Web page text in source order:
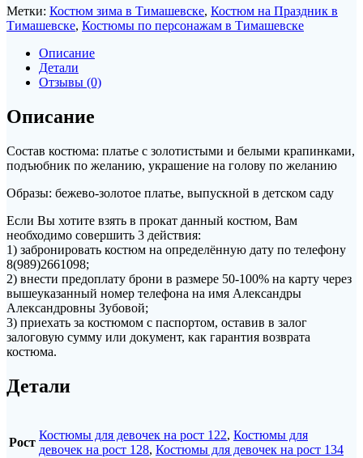
Метки: Костюм зима в Тимашевске, Костюм на Праздник в
Тимашевске, Костюмы по персонажам в Тимашевске
Описание
Детали
Отзывы (0)
Описание
Состав костюма: платье с золотистыми и белыми крапинками,
подъюбник по желанию, украшение на голову по желанию
Образы: бежево-золотое платье, выпускной в детском саду
Если Вы хотите взять в прокат данный костюм, Вам
необходимо совершить 3 действия:
1) забронировать костюм на определённую дату по телефону
8(989)2661098;
2) внести предоплату брони в размере 50-100% на карту через
вышеуказанный номер телефона на имя Александры
Александровны Зубовой;
3) приехать за костюмом с паспортом, оставив в залог
залоговую сумму или документ, как гарантия возврата
костюма.
Детали
Рост
Костюмы для девочек на рост 122, Костюмы для
девочек на рост 128, Костюмы для девочек на рост 134